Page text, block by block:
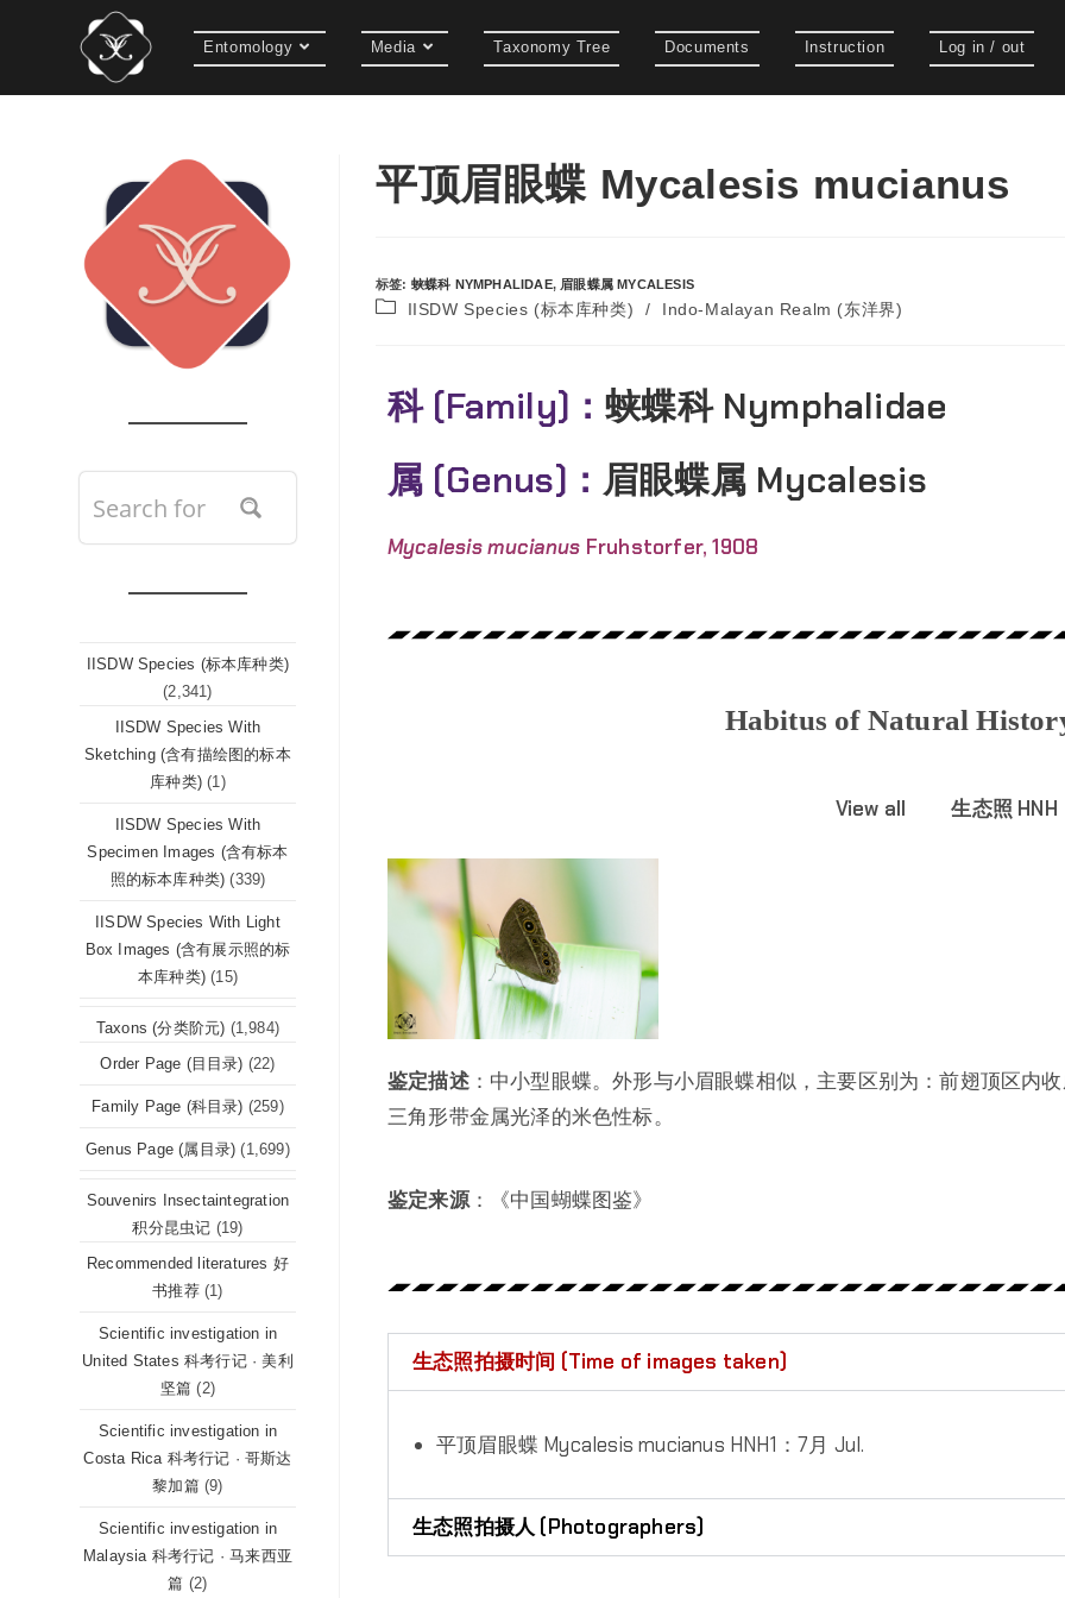
Entomology Media Taxonomy Tree Documents Instruction Log in / out
平顶眉眼蝶 Mycalesis mucianus
标签: 蛱蝶科 NYMPHALIDAE, 眉眼蝶属 MYCALESIS
IISDW Species (标本库种类) / Indo-Malayan Realm (东洋界)
科 (Family)：蛱蝶科 Nymphalidae
属 (Genus)： 眉眼蝶属 Mycalesis
Mycalesis mucianus Fruhstorfer, 1908
Habitus of Natural
View all 生态照 HNH
鉴定描述：中小型眼蝶。外形与小眉眼蝶相似，主要区别为：前翅顶区内
三角形带金属光泽的米色性标。
鉴定来源：《中国蝴蝶图鉴》
生态照拍摄时间 (Time of images taken)
平顶眉眼蝶 Mycalesis mucianus HNH1：7月 Jul.
生态照拍摄人 (Photographers)
IISDW Species (标本库种类)
(2,341)
IISDW Species With
Sketching (含有描绘图的标本
库种类) (1)
IISDW Species With
Specimen Images (含有标本
照的标本库种类) (339)
IISDW Species With Light
Box Images (含有展示照的标
本库种类) (15)
Taxons (分类阶元) (1,984)
Order Page (目目录) (22)
Family Page (科目录) (259)
Genus Page (属目录) (1,699)
Souvenirs Insectaintegration
积分昆虫记 (19)
Recommended literatures 好
书推荐 (1)
Scientific investigation in
United States 科考行记 · 美利
坚篇 (2)
Scientific investigation in
Costa Rica 科考行记 · 哥斯达
黎加篇 (9)
Scientific investigation in
Malaysia 科考行记 · 马来西亚
篇 (2)